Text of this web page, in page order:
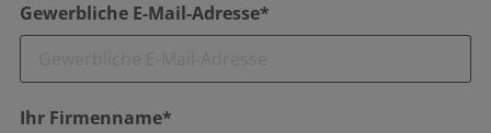
Gewerbliche E-Mail-Adresse*
Ihr Firmenname*